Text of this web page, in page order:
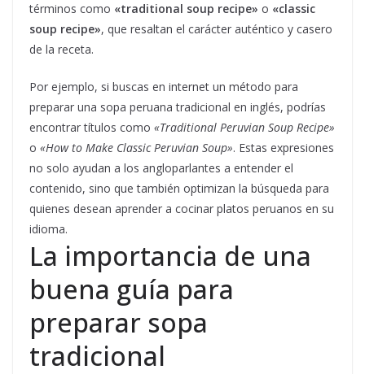
términos como «traditional soup recipe» o «classic
soup recipe», que resaltan el carácter auténtico y casero
de la receta.
Por ejemplo, si buscas en internet un método para
preparar una sopa peruana tradicional en inglés, podrías
encontrar títulos como «Traditional Peruvian Soup Recipe»
o «How to Make Classic Peruvian Soup». Estas expresiones
no solo ayudan a los angloparlantes a entender el
contenido, sino que también optimizan la búsqueda para
quienes desean aprender a cocinar platos peruanos en su
idioma.
La importancia de una
buena guía para
preparar sopa
tradicional